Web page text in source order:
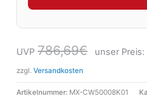
UVP 786,69€ unser Preis:
zzgl. Versandkosten
Artikelnummer: MX-CW50008K01